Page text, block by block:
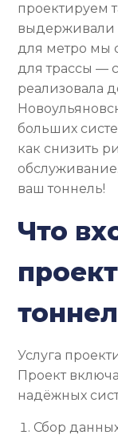
проектируем
выдерживали
для метро мы
для трассы —
реализовала
больших
как снизить
ваш тоннель!
Что
Услуга
Проект
надёжных
Сбор